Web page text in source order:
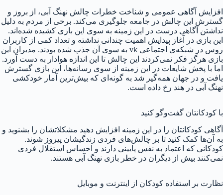
افزایش آگاهی عمومی و شناخت خطرات چالش نهنگ آبی، از بروز و
گسترش این چالش در جامعه جلوگیری می‌کند. برخی از مردم به دلیل
نداشتن آگاهی درست در این زمینه به سوی این بازی کشیده شده‌اند.
این بازی در آغاز پیدایش اهمیت چندانی نداشته و تعداد کمی از کاربران
روس در شبکه‌ی اجتماعی vk به سوی آن جذب شده بودند. مدیران این
بازی هرگز فکر نمی‌کردند این چالش تا این اندازه هوادار به دست آورد.
اما با پخش شایعات در این زمینه از سوی رسانه‌ها، این بازی گسترش
یافت و در جهان همه‌گیر شد به گونه‌ای که بیش‌ترین آمار خودکشی
نهنگ آبی در هند رخ داده است.
با کودکانتان گفت‌وگو کنید
آگاهی کودکانتان را در این زمینه افزایش دهید مشکلاتشان را بشنوید و
به آن‌ها کمک کنید تا بر چالش‌های فردی زندگیشان پیروز شوند.
کودکانی که اعتماد به نفس پایینی دارند و احساس استقلال فردی
نمی‌کنند بیش از دیگران در خطر بازی‌ نهنگ آبی هستند.
نظارت بر استفاده کودکان از اینترنت و موبایل